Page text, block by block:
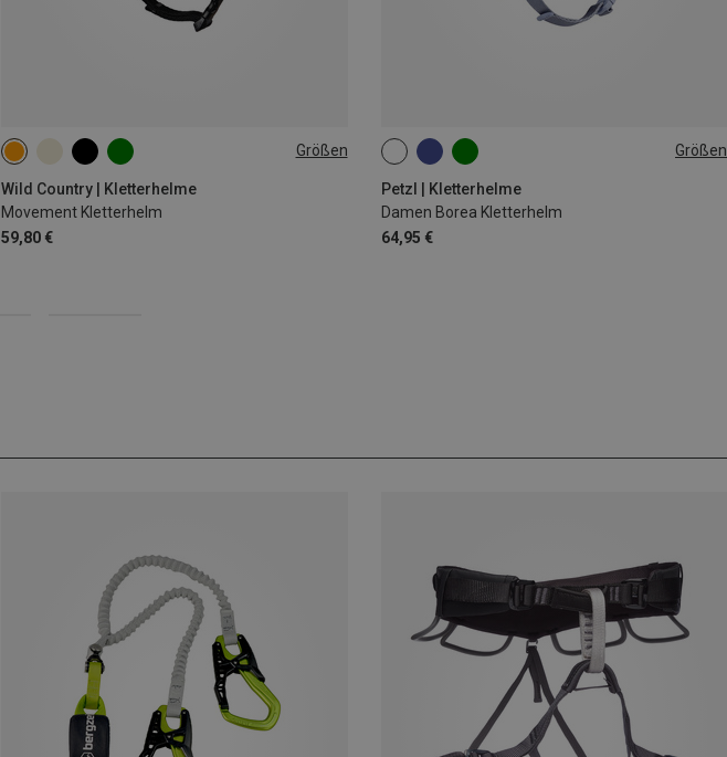
Größen
Wild Country | Kletterhelme
Movement Kletterhelm
59,80 €
S-M | 52-58CM L-XL | 57-62CM Größen
Petzl | Kletterhelme
Damen Borea Kletterhelm
64,95 €
52-58CM